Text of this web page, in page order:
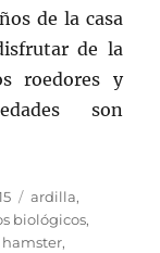
de la casa
de la
roedores y
son
Categorías
ardilla,
biológicos,
hamster,